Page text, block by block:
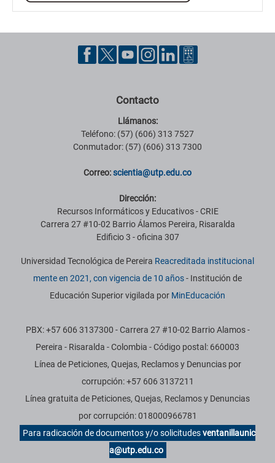
Contacto
Llámanos:
Teléfono: (57) (606) 313 7527
Conmutador: (57) (606) 313 7300
Correo:scientia@utp.edu.co
Dirección:
Recursos Informáticos y Educativos - CRIE
Carrera 27 #10-02 Barrio Álamos Pereira, Risaralda
Edificio 3 - oficina 307
Universidad Tecnológica de Pereira Reacreditada institucional
mente en 2021, con vigencia de 10 años- Institución de
Educación Superior vigilada por MinEducación
PBX: +57 606 3137300 - Carrera 27 #10-02 Barrio Alamos -
Pereira - Risaralda - Colombia - Código postal: 660003
Línea de Peticiones, Quejas, Reclamos y Denuncias por
corrupción: +57 606 3137211
Línea gratuita de Peticiones, Quejas, Reclamos y Denuncias
por corrupción: 018000966781
Para radicación de documentos y/o solicitudesventanillaunic
a@utp.edu.co